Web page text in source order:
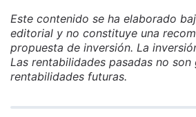
Este contenido se ha elaborado
editorial y no constituye una
propuesta de inversión. La
Las rentabilidades pasadas no son
rentabilidades futuras.